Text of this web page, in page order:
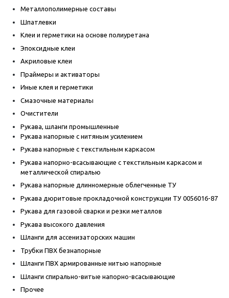
Металлополимерные составы
Шпатлевки
Клеи и герметики на основе полиуретана
Эпоксидные клеи
Акриловые клеи
Праймеры и активаторы
Иные клея и герметики
Смазочные материалы
Очистители
Рукава, шланги промышленные
Рукава напорные с нитяным усилением
Рукава напорные с текстильным каркасом
Рукава напорно-всасывающие с текстильным каркасом и
металлической спиралью
Рукава напорные длинномерные облегченные ТУ
Рукава дюритовые прокладочной конструкции ТУ 0056016-87
Рукава для газовой сварки и резки металлов
Рукава высокого давления
Шланги для ассенизаторских машин
Трубки ПВХ безнапорные
Шланги ПВХ армированные нитью напорные
Шланги спирально-витые напорно-всасывающие
Прочее